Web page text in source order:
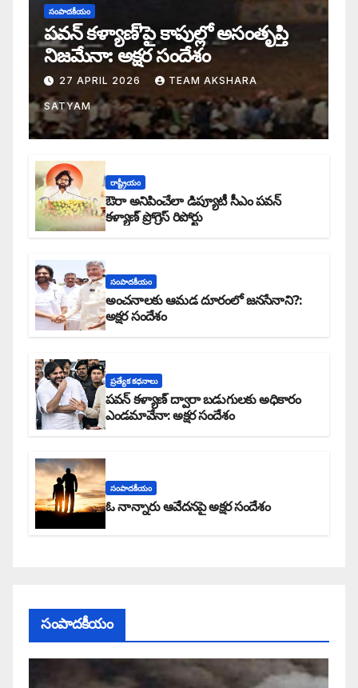
సంపాదకీయం
పవన్ కళ్యాణ్’పై కాపుల్లో అసంతృప్తి
నిజమేనా: అక్షర సందేశం
27 APRIL 2026 TEAM AKSHARA
SATYAM
రాష్ట్రీయం
ఔరా అనిపించేలా డిప్యూటీ సీఎం పవన్
కళ్యాణ్ ప్రోగ్రెస్ రిపోర్టు
సంపాదకీయం
అంచనాలకు ఆమడ దూరంలో జనసేనాని?:
అక్షర సందేశం
ప్రత్యేక కధనాలు
పవన్ కళ్యాణ్ ద్వారా బడుగులకు అధికారం
ఎండమావేనా: అక్షర సందేశం
సంపాదకీయం
ఓ నాన్నారు ఆవేదనపై అక్షర సందేశం
సంపాదకీయం